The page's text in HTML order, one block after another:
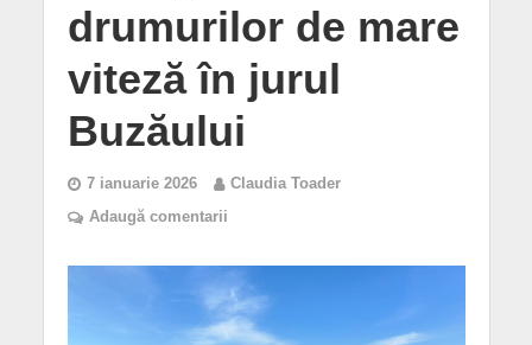
drumurilor de mare
viteză în jurul
Buzăului
7 ianuarie 2026
Claudia Toader
Adaugă comentarii